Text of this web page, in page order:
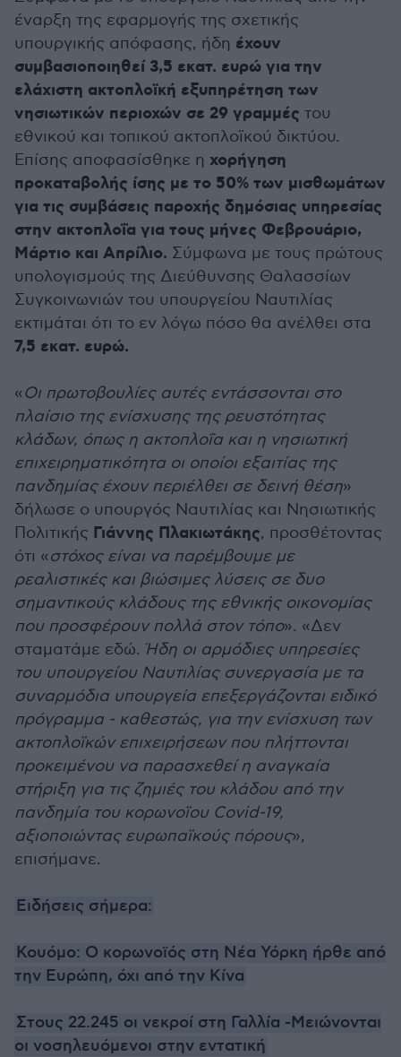
έναρξη της εφαρμογής της σχετικής
υπουργικής απόφασης, ήδη έχουν
συμβασιοποιηθεί 3,5 εκατ. ευρώ για την
ελάχιστη ακτοπλοϊκή εξυπηρέτηση των
νησιωτικών περιοχών σε 29 γραμμές του
εθνικού και τοπικού ακτοπλοϊκού δικτύου.
Επίσης αποφασίσθηκε η χορήγηση
προκαταβολής ίσης με το 50% των μισθωμάτων
για τις συμβάσεις παροχής δημόσιας υπηρεσίας
στην ακτοπλοΐα για τους μήνες Φεβρουάριο,
Μάρτιο και Απρίλιο. Σύμφωνα με τους πρώτους
υπολογισμούς της Διεύθυνσης Θαλασσίων
Συγκοινωνιών του υπουργείου Ναυτιλίας
εκτιμάται ότι το εν λόγω πόσο θα ανέλθει στα
7,5 εκατ. ευρώ.
«Οι πρωτοβουλίες αυτές εντάσσονται στο
πλαίσιο της ενίσχυσης της ρευστότητας
κλάδων, όπως η ακτοπλοΐα και η νησιωτική
επιχειρηματικότητα οι οποίοι εξαιτίας της
πανδημίας έχουν περιέλθει σε δεινή θέση»
δήλωσε ο υπουργός Ναυτιλίας και Νησιωτικής
Πολιτικής Γιάννης Πλακιωτάκης, προσθέτοντας
ότι «στόχος είναι να παρέμβουμε με
ρεαλιστικές και βιώσιμες λύσεις σε δυο
σημαντικούς κλάδους της εθνικής οικονομίας
που προσφέρουν πολλά στον τόπο». «Δεν
σταματάμε εδώ. Ήδη οι αρμόδιες υπηρεσίες
του υπουργείου Ναυτιλίας συνεργασία με τα
συναρμόδια υπουργεία επεξεργάζονται ειδικό
πρόγραμμα - καθεστώς, για την ενίσχυση των
ακτοπλοϊκών επιχειρήσεων που πλήττονται
προκειμένου να παρασχεθεί η αναγκαία
στήριξη για τις ζημιές του κλάδου από την
πανδημία του κορωνοϊου Covid-19,
αξιοποιώντας ευρωπαϊκούς πόρους»,
επισήμανε.
Ειδήσεις σήμερα:
Κουόμο: Ο κορωνοϊός στη Νέα Υόρκη ήρθε από
την Ευρώπη, όχι από την Κίνα
Στους 22.245 οι νεκροί στη Γαλλία -Μειώνονται
οι νοσηλευόμενοι στην εντατική